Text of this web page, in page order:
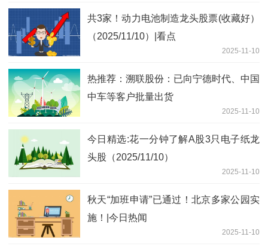
共3家！动力电池制造龙头股票(收藏好）
（2025/11/10）|看点
2025-11-10
热推荐：溯联股份：已向宁德时代、中国
中车等客户批量出货
2025-11-10
今日精选:花一分钟了解A股3只电子纸龙
头股（2025/11/10）
2025-11-10
秋天“加班申请”已通过！北京多家公园实
施！|今日热闻
2025-11-10